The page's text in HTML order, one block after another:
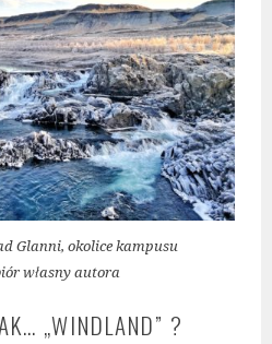
Glanni, okolice kampusu
własny autora
„WINDLAND” ?